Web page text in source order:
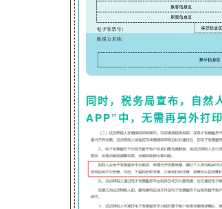
同时，税务局宣布，自然
APP”中，无需再另外打印